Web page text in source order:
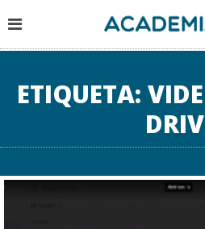
ETIQUETA: